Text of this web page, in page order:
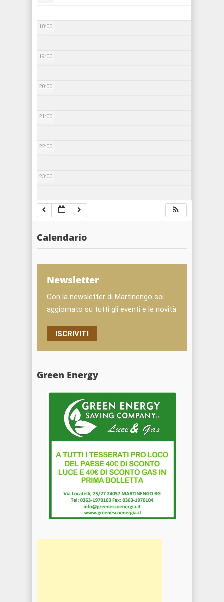
18:00
19:00
20:00
21:00
22:00
23:00
Calendario
Newsletter
Con la newsletter di Martinengo sei
aggiornato su tutti gli eventi e le novità
ISCRIVITI
Green Energy